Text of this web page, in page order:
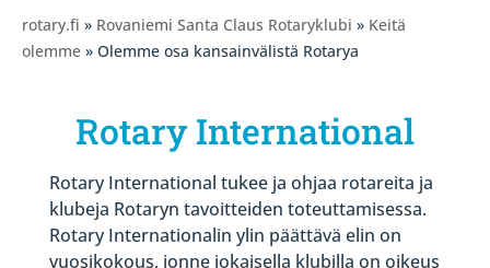
rotary.fi » Rovaniemi Santa Claus Rotaryklubi » Keitä
olemme » Olemme osa kansainvälistä Rotarya
Rotary International
Rotary International tukee ja ohjaa rotareita ja
klubeja Rotaryn tavoitteiden toteuttamisessa.
Rotary Internationalin ylin päättävä elin on
vuosikokous, jonne jokaisella klubilla on oikeus